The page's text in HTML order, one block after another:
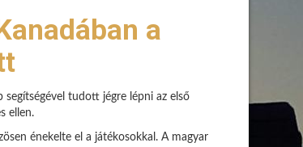
a
tudott jégre lépni az első
ellen.
énekelte el a játékosokkal. A magyar